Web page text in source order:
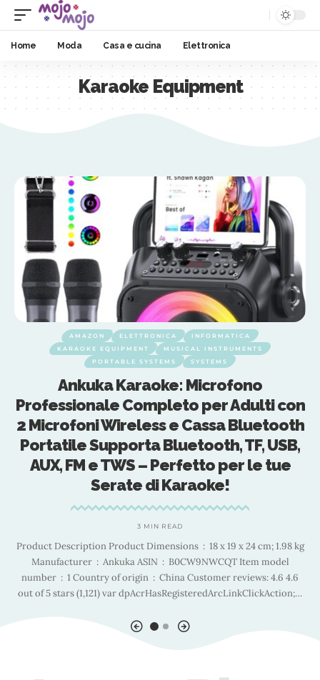
Home Moda Casa e cucina Elettronica
Karaoke Equipment
AMAZON ELETTRONICA
INFORMATICA
KARAOKE EQUIPMENT
MUSICAL INSTRUMENTS
PORTABLE SYSTEMS
SYSTEMS
Ankuka Karaoke: Microfono
Professionale Completo per Adulti con
2 Microfoni Wireless e Cassa Bluetooth
Portatile Supporta Bluetooth, TF, USB,
AUX, FM e TWS – Perfetto per le tue
Serate di Karaoke!
3 MIN READ
Product Description Product Dimensions ‏ : ‎ 18 x 19 x 24 cm; 1.98 kg
Manufacturer ‏ : ‎ Ankuka ASIN ‏ : ‎ B0CW9NWCQT Item model
number ‏ : ‎ 1 Country of origin ‏ : ‎ China Customer reviews: 4.6 4.6
out of 5 stars (1,121) var dpAcrHasRegisteredArcLinkClickAction;…